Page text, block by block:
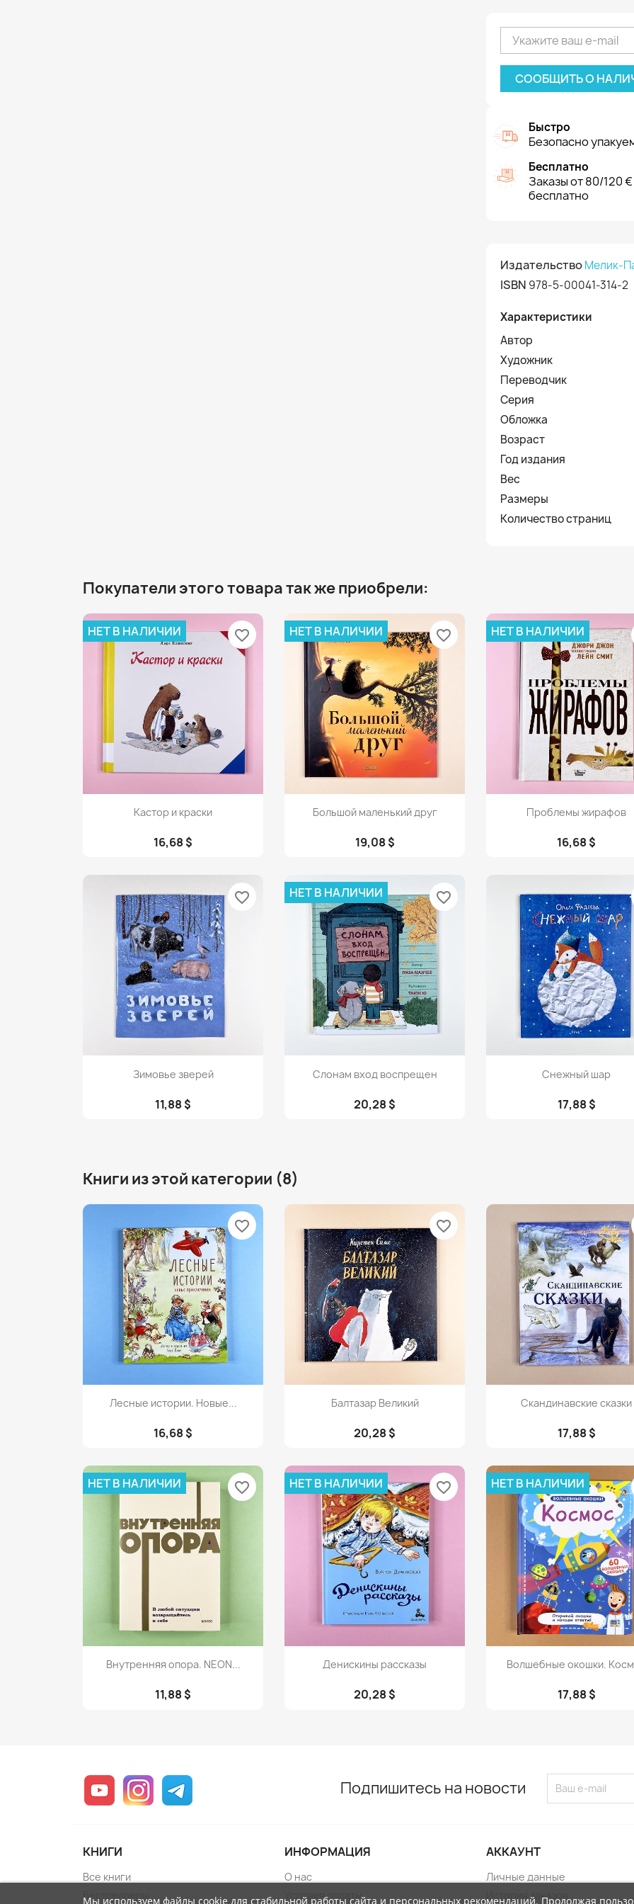
СООБЩИТЬ О
Быстро
Безопасно
Бесплатно
Заказы от 80/120
бесплатно
ИздательствоМелик-
ISBN 978-5-00041-314-2
Характеристики
Автор
Художник
Переводчик
Серия
Обложка
Возраст
Год издания
Вес
Размеры
Количество страниц
Покупатели этого товара так же приобрели:
Просмотр
Кастор и краски
16,68 $
НЕТ В НАЛИЧИИ favorite_border
Просмотр
Большой маленький друг
19,08 $
НЕТ В НАЛИЧИИ favorite_border
Просмотр
Проблемы жирафов
16,68 $
НЕТ В НАЛИЧИИ
Просмотр
Зимовье зверей
11,88 $
favorite_border
 Просмотр
Слонам вход воспрещен
20,28 $
НЕТ В НАЛИЧИИ favorite_border
Просмотр
Снежный шар
17,88 $
Книги из этой категории (8)
Просмотр
Лесные истории. Новые...
16,68 $
favorite_border
Просмотр
Балтазар Великий
20,28 $
favorite_border
Просмотр
Скандинавские сказки
17,88 $
Просмотр
Внутренняя опора. NEON...
11,88 $
НЕТ В НАЛИЧИИ favorite_border
Просмотр
Денискины рассказы
20,28 $
НЕТ В НАЛИЧИИ favorite_border
Просмотр
Волшебные окошки.
17,88 $
НЕТ В НАЛИЧИИ
YouTube Instagram Подпишитесь на новости
КНИГИ
Все книги
Бестселлеры
ИНФОРМАЦИЯ
О нас
Условия оплаты
АККАУНТ
Личные данные
История заказов
Мы используем файлы cookie для стабильной работы сайта и персональных рекомендаций. Продолжая